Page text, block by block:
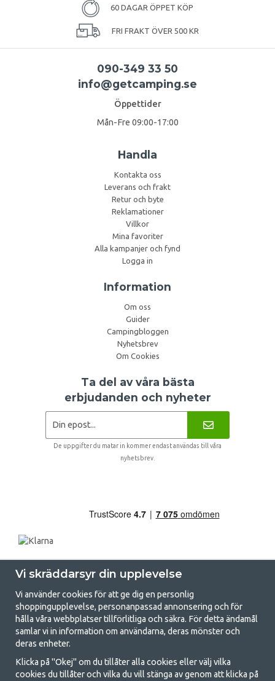
60 DAGAR ÖPPET KÖP
FRI FRAKT ÖVER 500 KR
090-349 33 50
info@getcamping.se
Öppettider
Mån-Fre 09:00-17:00
Handla
Kontakta oss
Leverans och frakt
Retur och byte
Reklamationer
Villkor
Mina favoriter
Alla kampanjer och fynd
Logga in
Information
Om oss
Guider
Campingbloggen
Nyhetsbrev
Om Cookies
Ta del av våra bästa
erbjudanden och nyheter
De uppgifter du matar in kommer endast användas till våra
nyhetsbrev.
GetCamping.se - Din butik för camping
och uteliv
Vi skräddarsyr din upplevelse
Vi använder cookies för att ge dig en personlig
shoppingupplevelse, personanpassad annonsering och för
hålla våra webbplatser tillförlitliga och säkra. För detta ändamål
samlar vi in information om användarna, deras mönster och
deras enheter.
Klicka på "Okej" om du tillåter alla cookies eller välj vilka
cookies du tillåter och vilka du vill stänga av genom att klicka på